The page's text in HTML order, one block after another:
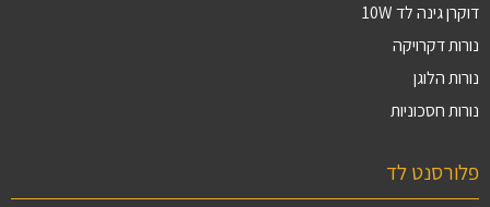
דוקרן גינה לד 10W
נורות דקרויקה
נורות הלוגן
נורות חסכוניות
פלורסנט לד